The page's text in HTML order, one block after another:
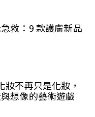
救：9 款護膚新品
妝不再只是化妝，
想像的藝術遊戲